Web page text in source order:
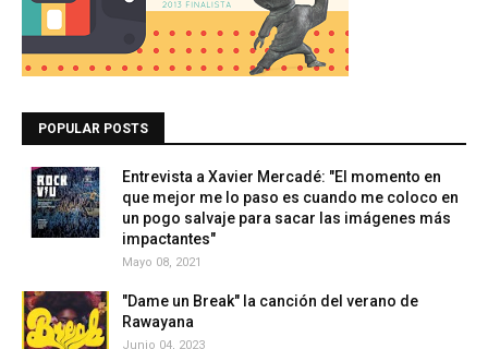
POPULAR POSTS
Entrevista a Xavier Mercadé: "El momento en
que mejor me lo paso es cuando me coloco en
un pogo salvaje para sacar las imágenes más
impactantes"
Mayo 08, 2021
"Dame un Break" la canción del verano de
Rawayana
Junio 04, 2023